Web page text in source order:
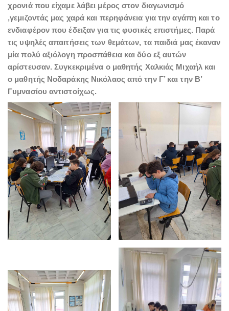
χρονιά που είχαμε λάβει μέρος στον διαγωνισμό
,γεμιζοντάς μας χαρά και περηφάνεια για την αγάπη και το
ενδιαφέρον που έδειξαν για τις φυσικές επιστήμες. Παρά
τις υψηλές απαιτήσεις των θεμάτων, τα παιδιά μας έκαναν
μία πολύ αξιόλογη προσπάθεια και δύο εξ αυτών
αρίστευσαν. Συγκεκριμένα ο μαθητής Χαλκιάς Μιχαήλ και
ο μαθητής Νοδαράκης Νικόλαος από την Γ’ και την Β’
Γυμνασίου αντιστοίχως.